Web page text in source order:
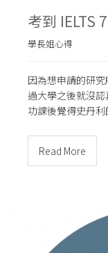
考到 IELTS
學長姐心得
因為想申請的研
過大學之後就沒
功課後覺得史丹
Read More